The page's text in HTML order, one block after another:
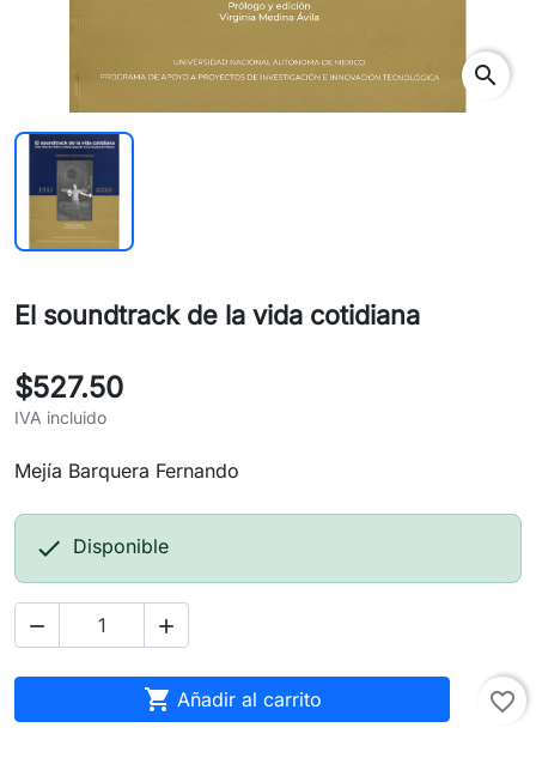
search
El soundtrack de la vida cotidiana
$527.50
IVA incluido
Mejía Barquera Fernando
 Disponible
 
 Añadir al carrito favorite_border